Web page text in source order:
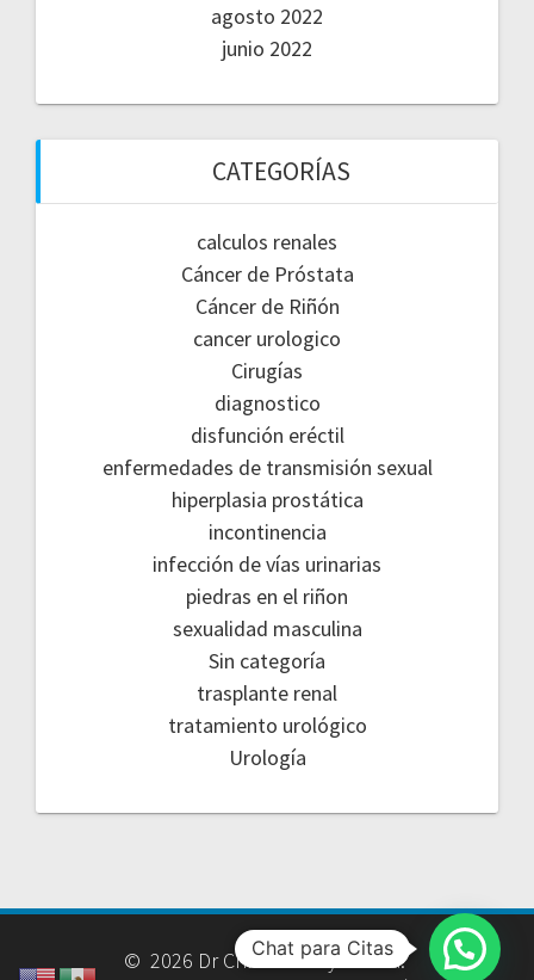
agosto 2022
junio 2022
CATEGORÍAS
calculos renales
Cáncer de Próstata
Cáncer de Riñón
cancer urologico
Cirugías
diagnostico
disfunción eréctil
enfermedades de transmisión sexual
hiperplasia prostática
incontinencia
infección de vías urinarias
piedras en el riñon
sexualidad masculina
Sin categoría
trasplante renal
tratamiento urológico
Urología
© 2026 Dr Christian Reyes Vela.
Chat para Citas